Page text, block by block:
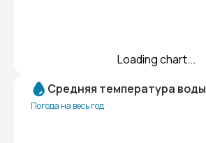
Loading chart...
Средняя температура воды
Погода на весь год